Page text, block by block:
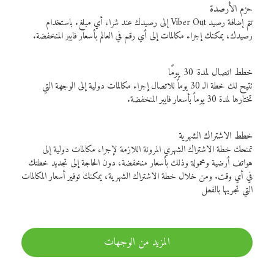
حزم الأرصدة
تتم إضافة رصيد Viber Out إلى رصيدك عند شراء أي مبلغ. باستخدام
رصيدك، يمكنك إجراء مكالمات إلى أي رقم في العالم بأسعار فايبر المنخفضة.
خطط اتصال لمدة 30 يومًا
تتيح لك خطة الـ 30 يوماً للاتصال إجراء مكالمات دولية إلى الوجهة التي
تختارها لمدة 30 يوماً بأسعار فايبر المنخفضة.
خطط الاشتراك الشهرية
تمنحك خطة الاشتراك الشهري المرونة اللازمة لإجراء مكالمات دولية إلى
هواتف أرضية ومحمولة وذلك بأسعار منخفضة، دون الحاجة إلى تجديد خطتك
في أي وقت. ومن خلال خطة الاشتراك الشهرية، يمكنك توفير أسعار المكالمات
التي تجريها بالفعل
المزيد من الوجهات